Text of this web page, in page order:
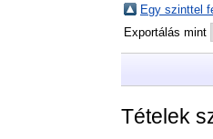
Egy szinttel
Exportálás mint
Tételek